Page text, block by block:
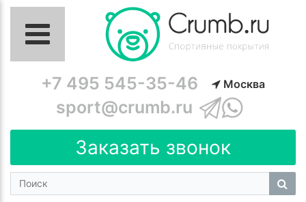
+7 495 545-35-46 Москва
sport@crumb.ru
Заказать звонок